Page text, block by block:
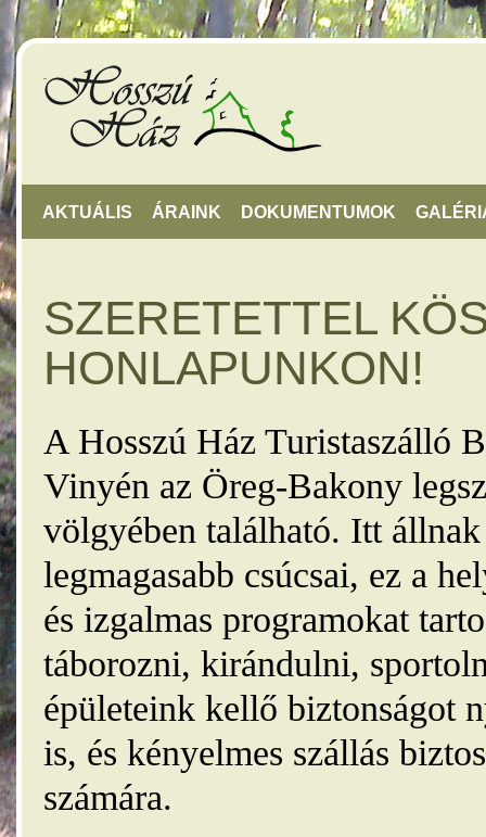
AKTUÁLIS ÁRAINK DOKUMENTUMOK
SZERETETTEL
HONLAPUNKON!
A Hosszú Ház Turistaszálló
Vinyén az Öreg-Bakony
völgyében található. Itt
legmagasabb csúcsai, ez a
és izgalmas programokat
táborozni, kirándulni,
épületeink kellő biztonságot
is, és kényelmes szállás
számára.